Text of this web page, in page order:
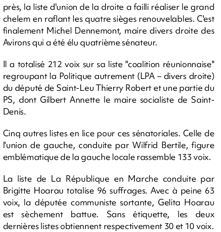
près, la liste d'union de la droite a failli réaliser le grand
chelem en raflant les quatre sièges renouvelables. C'est
finalement Michel Dennemont, maire divers droite des
Avirons qui a été élu quatrième sénateur.
Il a totalisé 212 voix sur sa liste "coalition réunionnaise"
regroupant la Politique autrement (LPA – divers droite)
du député de Saint-Leu Thierry Robert et une partie du
PS, dont Gilbert Annette le maire socialiste de Saint-
Denis.
Cinq autres listes en lice pour ces sénatoriales. Celle de
l'union de gauche, conduite par Wilfrid Bertile, figure
emblématique de la gauche locale rassemble 133 voix.
La liste de La République en Marche conduite par
Brigitte Hoarau totalise 96 suffrages. Avec à peine 63
voix, la députée communiste sortante, Gelita Hoarau
est sèchement battue. Sans étiquette, les deux
dernières listes obtiennent respectivement 30 et 10 voix.